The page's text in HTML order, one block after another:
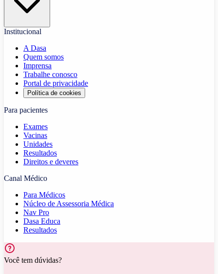
Institucional
A Dasa
Quem somos
Imprensa
Trabalhe conosco
Portal de privacidade
Política de cookies
Para pacientes
Exames
Vacinas
Unidades
Resultados
Direitos e deveres
Canal Médico
Para Médicos
Núcleo de Assessoria Médica
Nav Pro
Dasa Educa
Resultados
Você tem dúvidas?